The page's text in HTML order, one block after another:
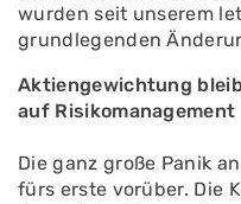
wurden seit unserem
grundlegenden
Aktiengewichtung
auf Risikomanagement
Die ganz große Panik
fürs erste vorüber. Die